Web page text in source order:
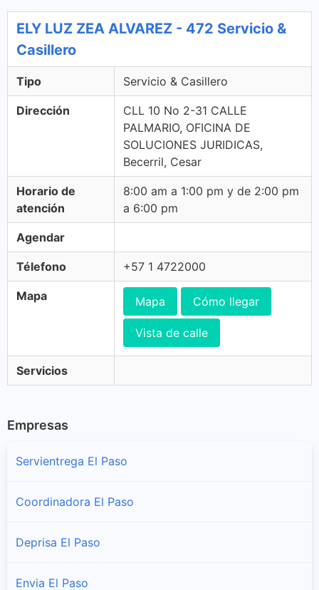
ELY LUZ ZEA ALVAREZ - 472 Servicio &
Casillero
Tipo Servicio & Casillero
Dirección
CLL 10 No 2-31 CALLE
PALMARIO, OFICINA DE
SOLUCIONES JURIDICAS,
Becerril, Cesar
Horario de
atención
8:00 am a 1:00 pm y de 2:00 pm
a 6:00 pm
Agendar
Télefono +57 1 4722000
Mapa Mapa Cómo llegar
Vista de calle
Servicios
Empresas
Servientrega El Paso
Coordinadora El Paso
Deprisa El Paso
Envia El Paso